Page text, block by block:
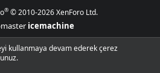
® © 2010-2026 XenForo Ltd.
icemachine
kullanmaya devam ederek çerez